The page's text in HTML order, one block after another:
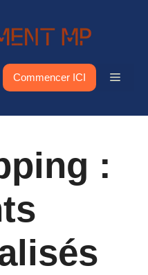
Commencer ICI Menu
: